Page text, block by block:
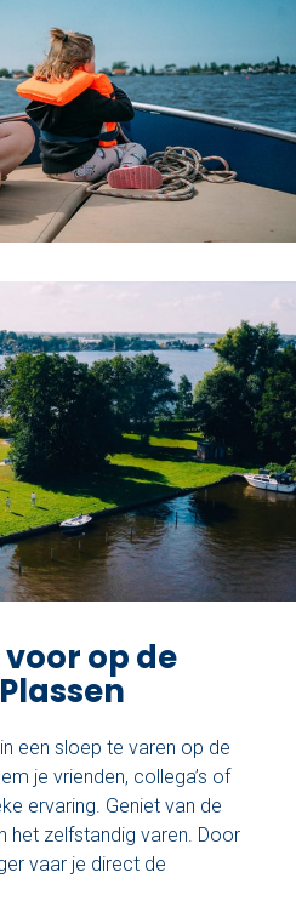
op de
een sloep te varen op de
je vrienden, collega’s of
ervaring. Geniet van de
het zelfstandig varen. Door
vaar je direct de